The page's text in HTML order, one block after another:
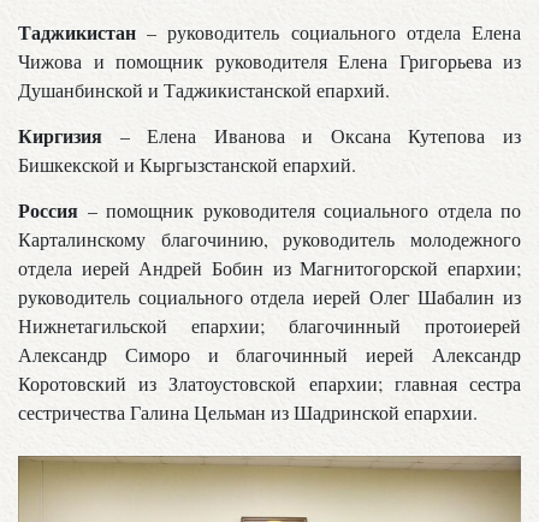
Таджикистан – руководитель социального отдела Елена
Чижова и помощник руководителя Елена Григорьева из
Душанбинской и Таджикистанской епархий.
Киргизия – Елена Иванова и Оксана Кутепова из
Бишкекской и Кыргызстанской епархий.
Россия – помощник руководителя социального отдела по
Карталинскому благочинию, руководитель молодежного
отдела иерей Андрей Бобин из Магнитогорской епархии;
руководитель социального отдела иерей Олег Шабалин из
Нижнетагильской епархии; благочинный протоиерей
Александр Симоро и благочинный иерей Александр
Коротовский из Златоустовской епархии; главная сестра
сестричества Галина Цельман из Шадринской епархии.